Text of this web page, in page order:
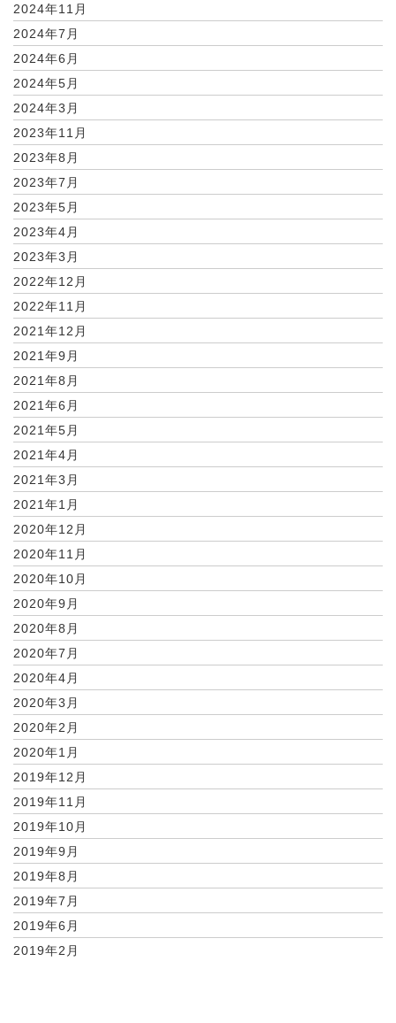
2024年11月
2024年7月
2024年6月
2024年5月
2024年3月
2023年11月
2023年8月
2023年7月
2023年5月
2023年4月
2023年3月
2022年12月
2022年11月
2021年12月
2021年9月
2021年8月
2021年6月
2021年5月
2021年4月
2021年3月
2021年1月
2020年12月
2020年11月
2020年10月
2020年9月
2020年8月
2020年7月
2020年4月
2020年3月
2020年2月
2020年1月
2019年12月
2019年11月
2019年10月
2019年9月
2019年8月
2019年7月
2019年6月
2019年2月